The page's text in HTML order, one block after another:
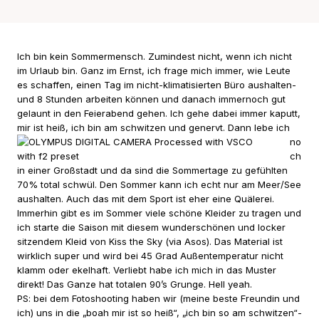
Ich bin kein Sommermensch. Zumindest nicht, wenn ich nicht
im Urlaub bin. Ganz im Ernst, ich frage mich immer, wie Leute
es schaffen, einen Tag im nicht-klimatisierten Büro aushalten-
und 8 Stunden arbeiten können und danach immernoch gut
gelaunt in den Feierabend gehen. Ich gehe dabei immer kaputt,
mir ist heiß, ich bin am schwitzen und genervt. Dann lebe ich
no
ch
in einer Großstadt und da sind die Sommertage zu gefühlten
70% total schwül. Den Sommer kann ich echt nur am Meer/See
aushalten. Auch das mit dem Sport ist eher eine Quälerei.
Immerhin gibt es im Sommer viele schöne Kleider zu tragen und
ich starte die Saison mit diesem wunderschönen und locker
sitzendem Kleid von Kiss the Sky (via Asos). Das Material ist
wirklich super und wird bei 45 Grad Außentemperatur nicht
klamm oder ekelhaft. Verliebt habe ich mich in das Muster
direkt! Das Ganze hat totalen 90’s Grunge. Hell yeah.
PS: bei dem Fotoshooting haben wir (meine beste Freundin und
ich) uns in die „boah mir ist so heiß“, „ich bin so am schwitzen“-